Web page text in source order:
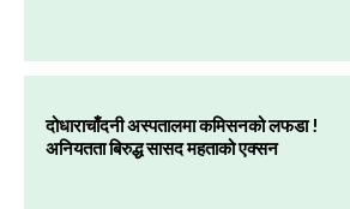
दोधाराचाँदनी अस्पतालमा कमिसनको लफडा !
अनियतता बिरुद्ध सासद महताको एक्सन